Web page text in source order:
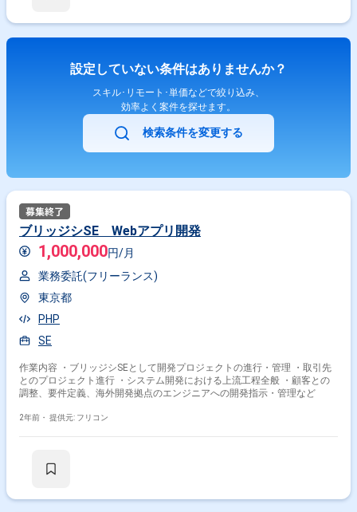
設定していない条件はありませんか？
スキル･リモート･単価などで絞り込み、
効率よく案件を探せます。
検索条件を変更する
ブリッジシSE Webアプリ開発
1,000,000円/月
業務委託(フリーランス)
東京都
PHP
SE
作業内容 ・ブリッジシSEとして開発プロジェクトの進行・管理 ・取引先
とのプロジェクト進行 ・システム開発における上流工程全般 ・顧客との
調整、要件定義、海外開発拠点のエンジニアへの開発指示・管理など
2年前・ 提供元: フリコン